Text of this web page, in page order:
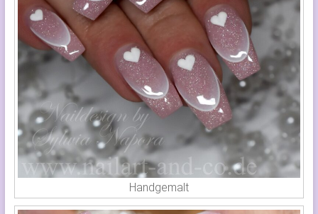
Handgemalt